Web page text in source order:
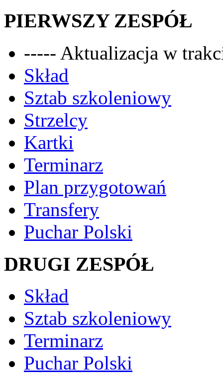
PIERWSZY ZESPÓŁ
----- Aktualizacja w
Skład
Sztab szkoleniowy
Strzelcy
Kartki
Terminarz
Plan przygotowań
Transfery
Puchar Polski
DRUGI ZESPÓŁ
Skład
Sztab szkoleniowy
Terminarz
Puchar Polski